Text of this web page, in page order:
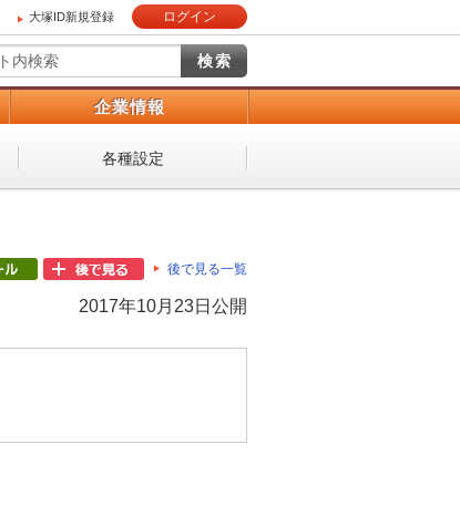
大塚ID新規登録 ログイン
企業情報
各種設定
後で見る一覧
2017年10月23日公開